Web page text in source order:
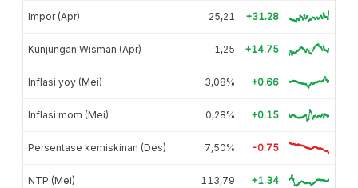
Impor (Apr) 25,21 +31.28
Kunjungan Wisman (Apr) 1,25 +14.75
Inflasi yoy (Mei) 3,08% +0.66
Inflasi mom (Mei) 0,28% +0.15
Persentase kemiskinan (Des) 7,50% -0.75
NTP (Mei) 113,79 +1.34